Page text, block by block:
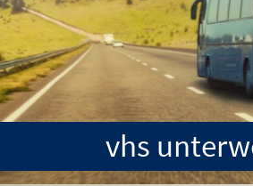
vhs